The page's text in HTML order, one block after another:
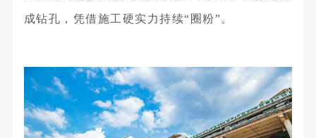
成钻孔，凭借施工硬实力持续“圈粉”。